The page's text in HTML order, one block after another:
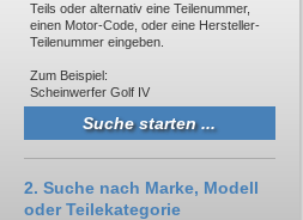
Teils oder alternativ eine Teilenummer,
einen Motor-Code, oder eine Hersteller-
Teilenummer eingeben.
Zum Beispiel:
Scheinwerfer Golf IV
2. Suche nach Marke, Modell
oder Teilekategorie